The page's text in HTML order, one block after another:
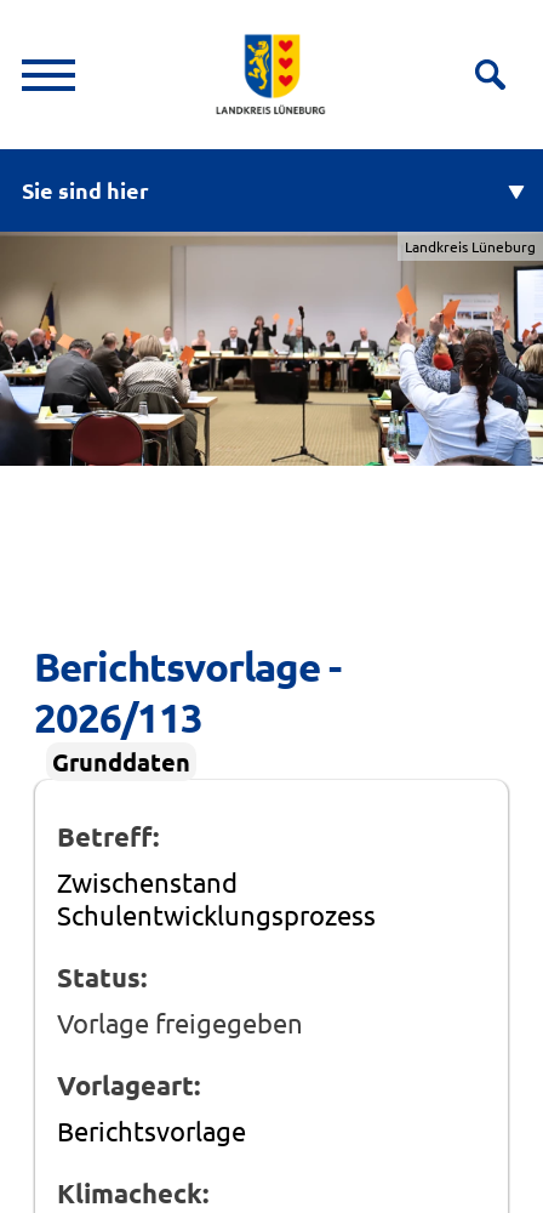
Sie sind hier
Landkreis Lüneburg
Berichtsvorlage -
2026/113
Grunddaten
Betreff:
Zwischenstand
Schulentwicklungsprozess
Status:
Vorlage freigegeben
Vorlageart:
Berichtsvorlage
Klimacheck: